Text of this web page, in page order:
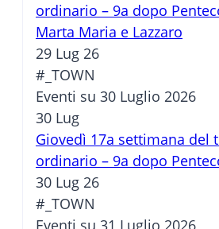
ordinario – 9a dopo
Marta Maria e Lazzaro
29 Lug 26
#_TOWN
Eventi su 30 Luglio 2026
30 Lug
Giovedì 17a settimana del
ordinario – 9a dopo
30 Lug 26
#_TOWN